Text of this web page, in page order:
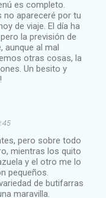
es completo.
no apareceré por tu
de viaje. El día ha
la previsión de
aunque al mal
otras cosas, la
Un besito y
pero sobre todo
mientras los quito
y el otro me lo
pequeños.
de butifarras
maravilla.